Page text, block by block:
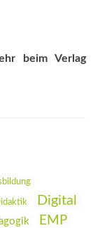
beim Verlag
Digital
EMP